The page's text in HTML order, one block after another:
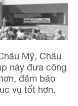
Mỹ, Châu
này đưa công
đảm bảo
vụ tốt hơn.